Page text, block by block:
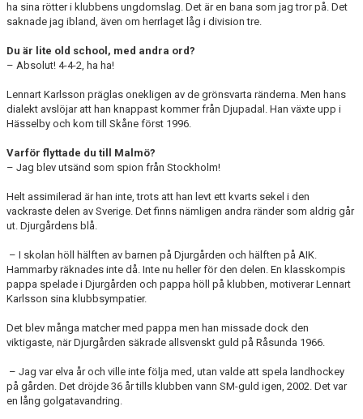
ha sina rötter i klubbens ungdomslag. Det är en bana som jag tror på. Det
saknade jag ibland, även om herrlaget låg i division tre.
Du är lite old school, med andra ord?
– Absolut! 4-4-2, ha ha!
Lennart Karlsson präglas onekligen av de grönsvarta ränderna. Men hans
dialekt avslöjar att han knappast kommer från Djupadal. Han växte upp i
Hässelby och kom till Skåne först 1996.
Varför flyttade du till Malmö?
– Jag blev utsänd som spion från Stockholm!
Helt assimilerad är han inte, trots att han levt ett kvarts sekel i den
vackraste delen av Sverige. Det finns nämligen andra ränder som aldrig går
ut. Djurgårdens blå.
– I skolan höll hälften av barnen på Djurgården och hälften på AIK.
Hammarby räknades inte då. Inte nu heller för den delen. En klasskompis
pappa spelade i Djurgården och pappa höll på klubben, motiverar Lennart
Karlsson sina klubbsympatier.
Det blev många matcher med pappa men han missade dock den
viktigaste, när Djurgården säkrade allsvenskt guld på Råsunda 1966.
– Jag var elva år och ville inte följa med, utan valde att spela landhockey
på gården. Det dröjde 36 år tills klubben vann SM-guld igen, 2002. Det var
en lång golgatavandring.